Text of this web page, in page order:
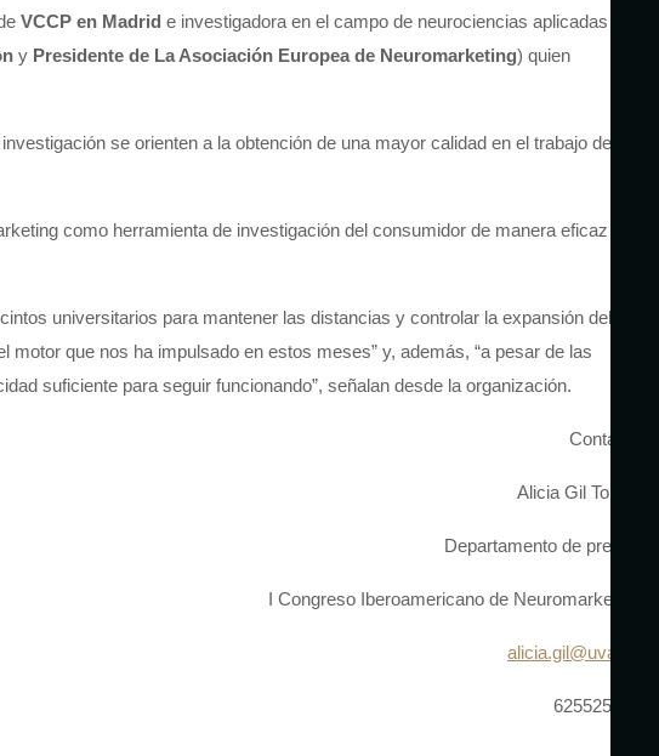
VCCP en Madrid e investigadora en el campo de neurociencias aplicadas a la
y Presidente de La Asociación Europea de Neuromarketing) quien
se orienten a la obtención de una mayor calidad en el trabajo de
como herramienta de investigación del consumidor de manera eficaz en
universitarios para mantener las distancias y controlar la expansión del
que nos ha impulsado en estos meses” y, además, “a pesar de las
suficiente para seguir funcionando”, señalan desde la organización.
Contacto
Alicia Gil Torres
Departamento de prensa
I Congreso Iberoamericano de Neuromarketing
alicia.gil@uva.es
625525442